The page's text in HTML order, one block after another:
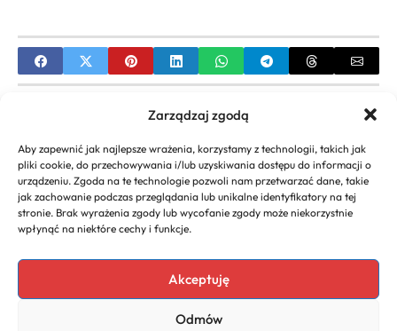
Zarządzaj zgodą
Aby zapewnić jak najlepsze wrażenia, korzystamy z technologii, takich jak
pliki cookie, do przechowywania i/lub uzyskiwania dostępu do informacji o
urządzeniu. Zgoda na te technologie pozwoli nam przetwarzać dane, takie
jak zachowanie podczas przeglądania lub unikalne identyfikatory na tej
stronie. Brak wyrażenia zgody lub wycofanie zgody może niekorzystnie
wpłynąć na niektóre cechy i funkcje.
Akceptuję
Odmów
Witamina D3 4000 IU: Kompleksowe Dawkowanie
i Działanie Słonecznej Witaminy
NEXT
Witaminy powodujące zaparcia: Żelazo, Wapń, D3
Copyright 2026. All rights